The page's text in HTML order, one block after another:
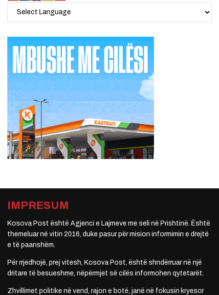
IMPRESUM
Kosova Post është Agjenci e Lajmeve me seli në Prishtinë. Është
themeluar në vitin 2016, duke pasur për mision informimin e drejtë
e të paanshëm.
Për rrjedhojë, prej vitesh, Kosova Post, është shndërruar në një
dritare të besueshme, nëpërmjet së cilës informohen qytetarët.
Zhvillimet politike në vend, rajon e botë, janë në fokusin kryesor